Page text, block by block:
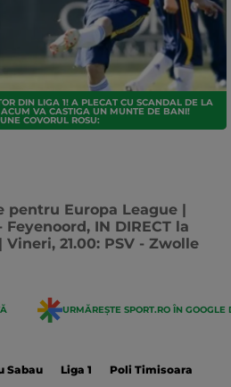
DIN LIGA 1! A PLECAT CU SCANDAL DE LA
VA CASTIGA UN MUNTE DE BANI!
COVORUL ROSU:
Europa League |
IN DIRECT la
21.00: PSV - Zwolle
URMĂREȘTE SPORT.RO ÎN GOOGLE
Sabau Liga 1 Poli Timisoara